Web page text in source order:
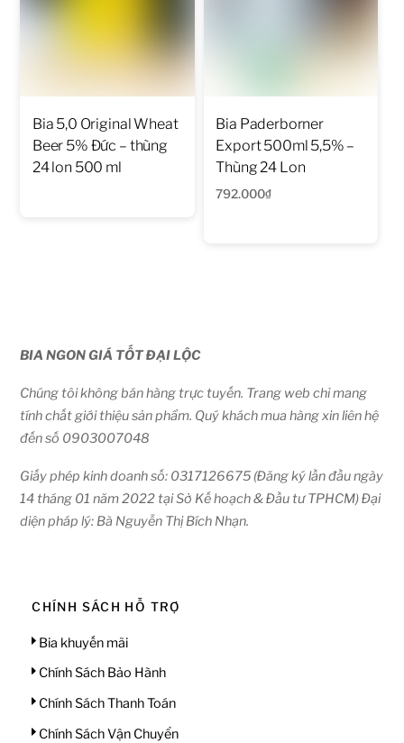
Bia 5,0 Original Wheat
Beer 5% Đức – thùng
24 lon 500 ml
Bia Paderborner
Export 500ml 5,5% –
Thùng 24 Lon
792.000₫
BIA NGON GIÁ TỐT ĐẠI LỘC
Chúng tôi không bán hàng trực tuyến. Trang web chỉ mang
tính chất giới thiệu sản phẩm. Quý khách mua hàng xin liên hệ
đến số 0903007048
Giấy phép kinh doanh số: 0317126675 (Đăng ký lần đầu ngày
14 tháng 01 năm 2022 tại Sở Kế hoạch & Đầu tư TPHCM) Đại
diện pháp lý: Bà Nguyễn Thị Bích Nhạn.
CHÍNH SÁCH HỖ TRỢ
Bia khuyến mãi
Chính Sách Bảo Hành
Chính Sách Thanh Toán
Chính Sách Vận Chuyển